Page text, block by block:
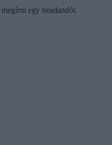
egy beadandót.